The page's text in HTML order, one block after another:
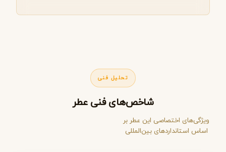
تحلیل فنی
شاخص‌های فنی عطر
ویژگی‌های اختصاصی این عطر بر
اساس استانداردهای بین‌المللی